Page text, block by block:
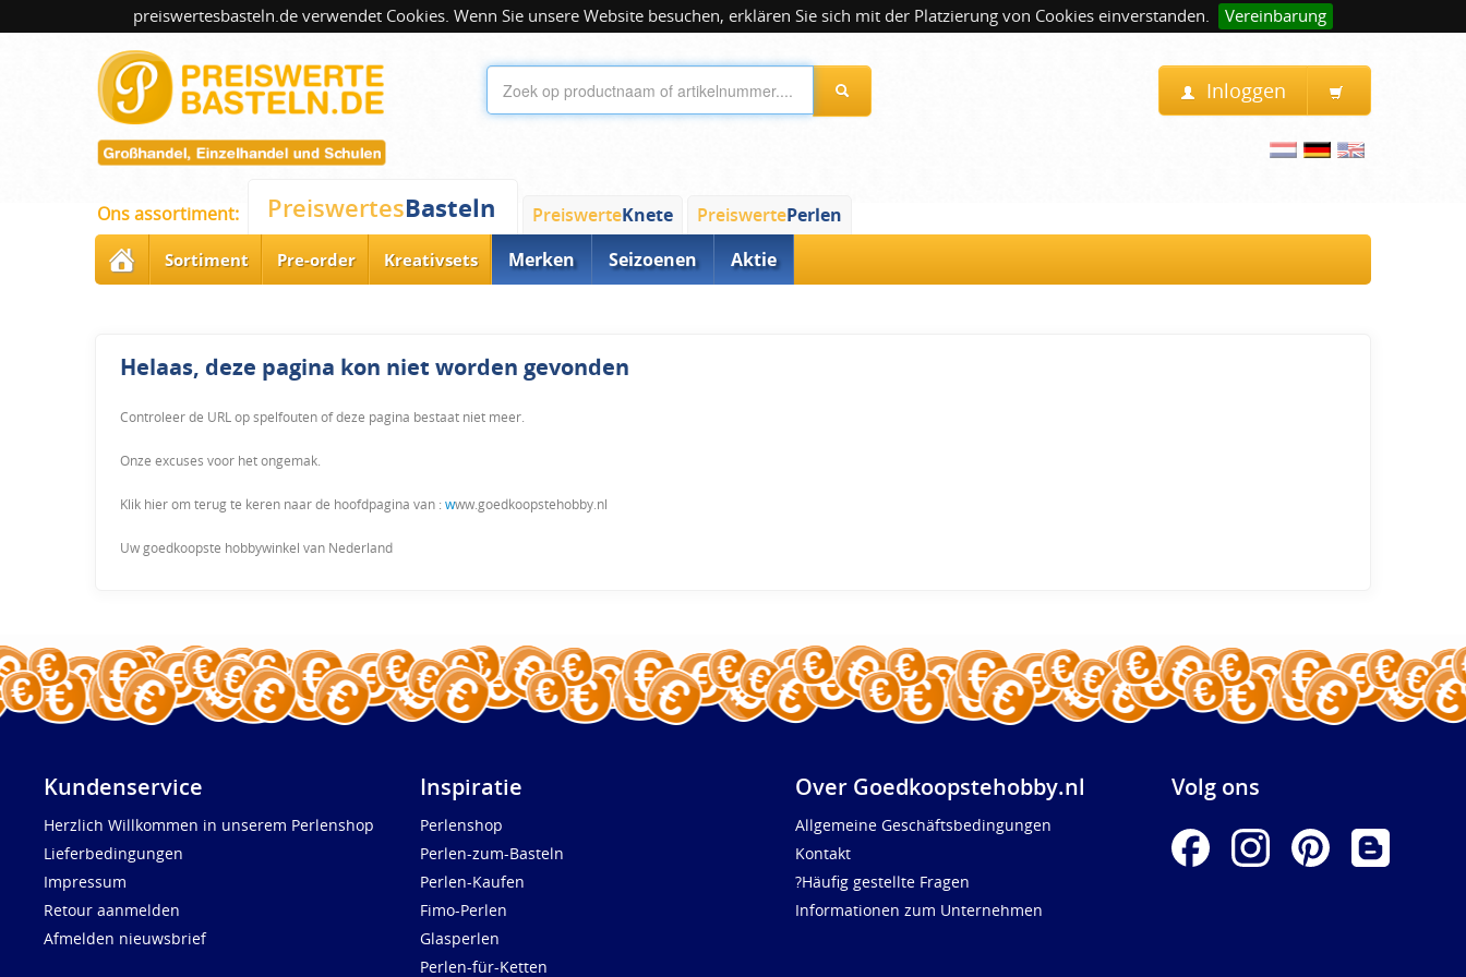
preiswertesbasteln.de verwendet Cookies. Wenn Sie unsere Website besuchen, erklären Sie sich mit der Platzierung von Cookies einverstanden. Vereinbarung
Inloggen
Ons assortiment: PreiswertesBasteln PreiswerteKnete PreiswertePerlen
Sortiment Pre-order Kreativsets Merken Seizoenen Aktie
Helaas, deze pagina kon niet worden gevonden
Controleer de URL op spelfouten of deze pagina bestaat niet meer.
Onze excuses voor het ongemak.
Klik hier om terug te keren naar de hoofdpagina van : www.goedkoopstehobby.nl
Uw goedkoopste hobbywinkel van Nederland
Kundenservice
Herzlich Willkommen in unserem Perlenshop
Lieferbedingungen
Impressum
Retour aanmelden
Afmelden nieuwsbrief
Inspiratie
Perlenshop
Perlen-zum-Basteln
Perlen-Kaufen
Fimo-Perlen
Glasperlen
Perlen-für-Ketten
Over Goedkoopstehobby.nl
Allgemeine Geschäftsbedingungen
Kontakt
?Häufig gestellte Fragen
Informationen zum Unternehmen
Volg ons